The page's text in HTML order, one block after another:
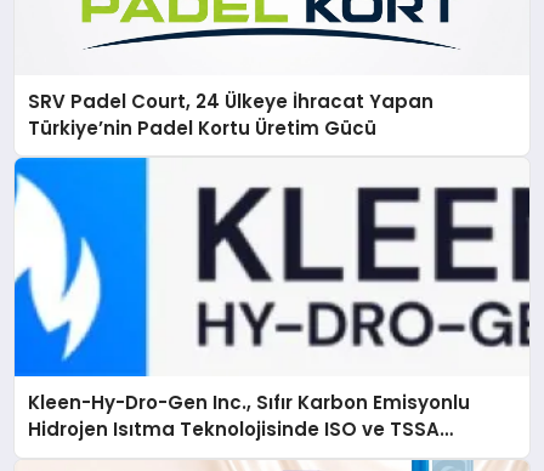
SRV Padel Court, 24 Ülkeye İhracat Yapan
Türkiye’nin Padel Kortu Üretim Gücü
Kleen-Hy-Dro-Gen Inc., Sıfır Karbon Emisyonlu
Hidrojen Isıtma Teknolojisinde ISO ve TSSA
Düzenleyici Onaylarını Aldı